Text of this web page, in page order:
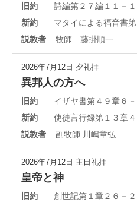
旧約
詩編第２７編１１－
新約
マタイによる福音書
説教者
牧師 藤掛順一
2026年7月12日 夕礼拝
異邦人の方へ
旧約
イザヤ書第４９章６
新約
使徒言行録第１３章
説教者
副牧師 川嶋章弘
2026年7月12日 主日礼拝
皇帝と神
旧約
創世記第１章２６－